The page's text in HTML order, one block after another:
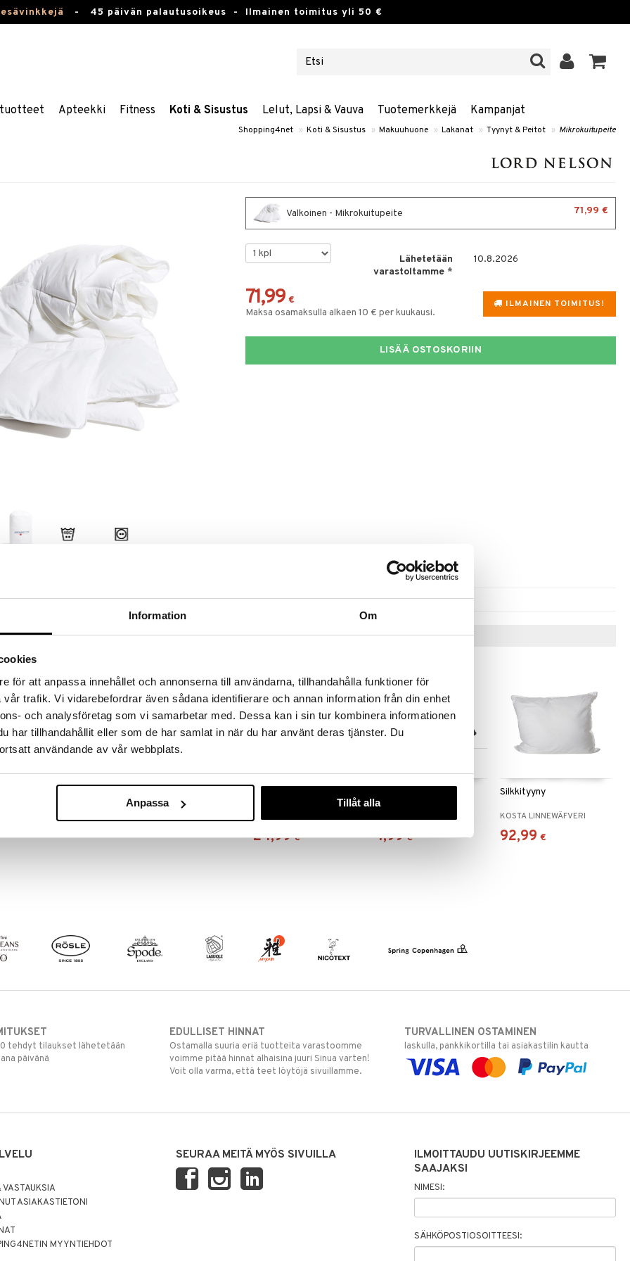
Information Om
för att anpassa innehållet och annonserna till användarna, tillhandahålla funktioner för
trafik. Vi vidarebefordrar även sådana identifierare och annan information från din enhet
och analysföretag som vi samarbetar med. Dessa kan i sin tur kombinera informationen
har tillhandahållit eller som de har samlat in när du har använt deras tjänster. Du
användande av vår webbplats.
Anpassa Tillåt alla
- 45 päivän palautusoikeus - Ilmainen toimitus yli 50 €
Apteekki Fitness Koti & Sisustus Lelut, Lapsi & Vauva Tuotemerkkejä Kampanjat
Shopping4net » Koti & Sisustus » Makuuhuone » Lakanat » Tyynyt & Peitot » Mikrokuitupeite
Valkoinen - Mikrokuitupeite 71,99 €
Lähetetään
varastoltamme*
10.8.2026
ILMAINEN TOIMITUS!
71,99 €
Maksa osamaksulla alkaen 10 € per kuukausi.
LISÄÄ OSTOSKORIIN
ARVOSTELU KERRO YSTÄVÄLLE
löydöt kotiin!
tehdä löytöjä suuresta ALEstamme. Juuri
suuren valikoiman jännittäviä tuotteita
hinnoilla!
31.8.2026 asti mutta ole nopea -
voivat päästä loppumaan!
ale-löydöt »
sillä on erittäin pitkä elinikä. Pakattuna
on vetoketju. Koko: 150 x 210 cm. Pestään 40
Vinkkejä sinulle
24,99 €
cm
7,99 €
Silkkityyny
KOSTA LINNEWÄFVERI
92,99 €
tehdyt tilaukset lähetetään
päivänä
EDULLISET HINNAT
Ostamalla suuria eriä tuotteita varastoomme
voimme pitää hinnat alhaisina juuri Sinua varten!
Voit olla varma, että teet löytöjä sivuillamme.
TURVALLINEN OSTAMINEN
laskulla, pankkikortilla tai asiakastilin kautta
ASIAKASTIETONI
MYYNTIEHDOT
SEURAA MEITÄ MYÖS SIVUILLA
ILMOITTAUDU UUTISKIRJEEMME
SAAJAKSI
NIMESI:
SÄHKÖPOSTIOSOITTEESI: